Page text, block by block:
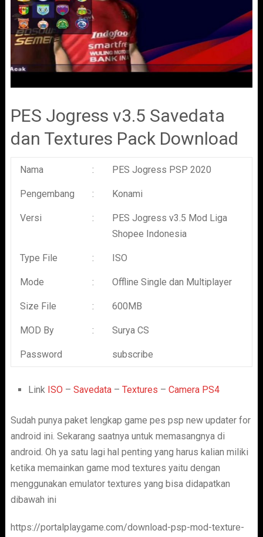
PES Jogress v3.5 Savedata
dan Textures Pack Download
Nama : PES Jogress PSP 2020
Pengembang : Konami
Versi :
PES Jogress v3.5 Mod Liga
Shopee Indonesia
Type File : ISO
Mode : Offline Single dan Multiplayer
Size File : 600MB
MOD By : Surya CS
Password subscribe
Link ISO – Savedata– Textures – Camera PS4
Sudah punya paket lengkap game pes psp new updater for
android ini. Sekarang saatnya untuk memasangnya di
android. Oh ya satu lagi hal penting yang harus kalian miliki
ketika memainkan game mod textures yaitu dengan
menggunakan emulator textures yang bisa didapatkan
dibawah ini
https://portalplaygame.com/download-psp-mod-texture-